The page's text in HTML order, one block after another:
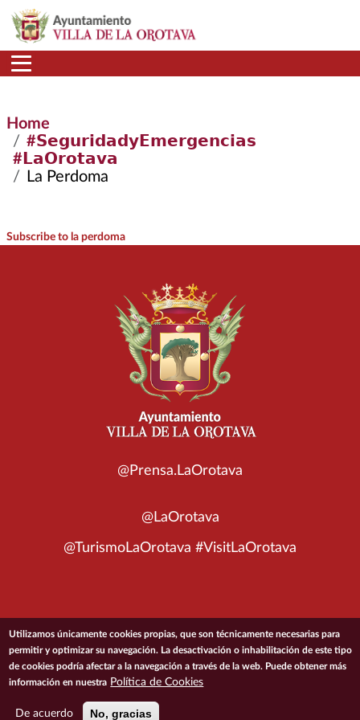
Skip to main content
Home
#𝗦𝗲𝗴𝘂𝗿𝗶𝗱𝗮𝗱𝘆𝗘𝗺𝗲𝗿𝗴𝗲𝗻𝗰𝗶𝗮𝘀
#𝗟𝗮𝗢𝗿𝗼𝘁𝗮𝘃𝗮
La Perdoma
Subscribe to la perdoma
@Prensa.LaOrotava
@LaOrotava
@TurismoLaOrotava #VisitLaOrotava
© 2026 Ayuntamiento de la Villa de La Orotava
ACCESIBILIDADCONDICIONES DE USOPOLÍTICA DE PRIVACIDAD
Utilizamos únicamente cookies propias, que son técnicamente necesarias para
permitir y optimizar su navegación. La desactivación o inhabilitación de este tipo
de cookies podría afectar a la navegación a través de la web. Puede obtener más
información en nuestra Política de Cookies
De acuerdo No, gracias